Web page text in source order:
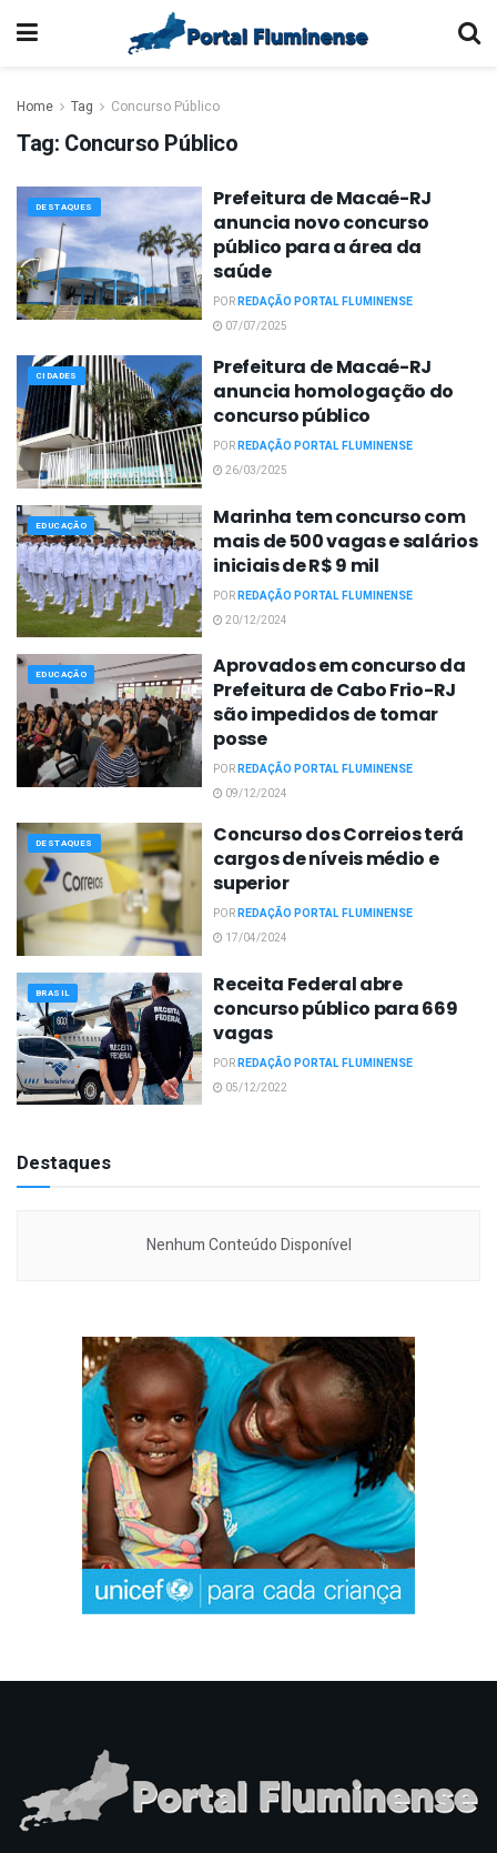
Home Tag Concurso Público
Tag: Concurso Público
DESTAQUES
Prefeitura de Macaé-RJ
anuncia novo concurso
público para a área da
saúde
PORREDAÇÃO PORTAL FLUMINENSE
07/07/2025
CIDADES
Prefeitura de Macaé-RJ
anuncia homologação do
concurso público
PORREDAÇÃO PORTAL FLUMINENSE
26/03/2025
EDUCAÇÃO
Marinha tem concurso com
mais de 500 vagas e salários
iniciais de R$ 9 mil
PORREDAÇÃO PORTAL FLUMINENSE
20/12/2024
EDUCAÇÃO
Aprovados em concurso da
Prefeitura de Cabo Frio-RJ
são impedidos de tomar
posse
PORREDAÇÃO PORTAL FLUMINENSE
09/12/2024
DESTAQUES
Concurso dos Correios terá
cargos de níveis médio e
superior
PORREDAÇÃO PORTAL FLUMINENSE
17/04/2024
BRASIL
Receita Federal abre
concurso público para 669
vagas
PORREDAÇÃO PORTAL FLUMINENSE
05/12/2022
Destaques
Nenhum Conteúdo Disponível